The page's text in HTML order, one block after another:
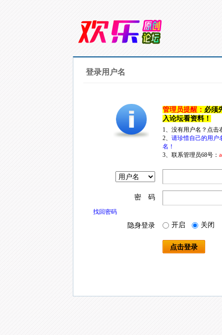
登录用户名
管理员提醒： 必须
入论坛看资料！
1、没有用户名？点
2、 请珍惜自己的用户
名！
3、联系管理员68号：
密 码
找回密码
隐身登录 开启 关闭
点击登录